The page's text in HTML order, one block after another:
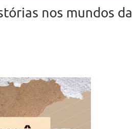
nos mundos da